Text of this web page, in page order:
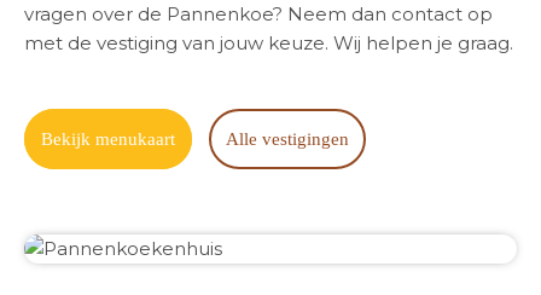
vragen over de Pannenkoe? Neem dan contact op
met de vestiging van jouw keuze. Wij helpen je graag.
Bekijk menukaart Alle vestigingen